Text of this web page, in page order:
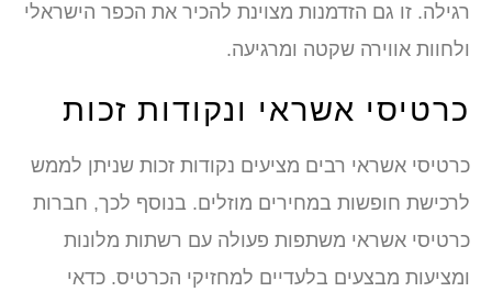
רגילה. זו גם הזדמנות מצוינת להכיר את הכפר הישראלי
ולחוות אווירה שקטה ומרגיעה.
כרטיסי אשראי ונקודות זכות
כרטיסי אשראי רבים מציעים נקודות זכות שניתן לממש
לרכישת חופשות במחירים מוזלים. בנוסף לכך, חברות
כרטיסי אשראי משתפות פעולה עם רשתות מלונות
ומציעות מבצעים בלעדיים למחזיקי הכרטיס. כדאי